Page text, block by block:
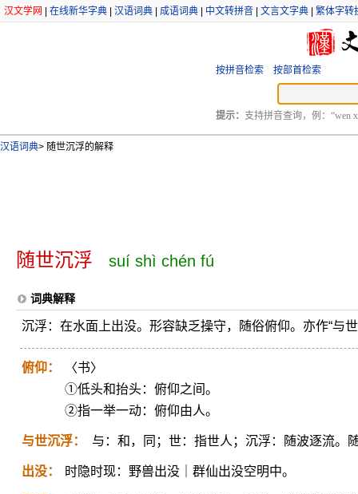
汉文学网 在线新华字典 汉语词典 成语词典 中文转拼音 文言文字典 繁体字转
按拼音检索 按部首检索
提示： 支持拼音查询，例：“wen
汉语词典> 随世沉浮的解释
随世沉浮 suí shì chén fú
词典解释
沉浮：在水面上出没。形容缺乏操守，随俗俯仰。亦作“与世
俯仰：
〈书〉
①低头和抬头：俯仰之间。
②指一举一动：俯仰由人。
与世沉浮： 与：和，同；世：指世人；沉浮：随波逐流。
出没： 时隐时现：野兽出没｜群仙出没空明中。